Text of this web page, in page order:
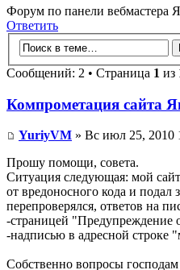
Форум по панели вебмастера
Ответить
Сообщений: 2 • Страница 1 из
Компрометация сайта
YuriyVM » Вс июл 25, 2010
Прошу помощи, совета.
Ситуация следующая: мой
от вредоносного кода и
перепроверялся, ответов на
-страницей "Предупреждение
-надписью в адресной строке
Собственно вопросы господам